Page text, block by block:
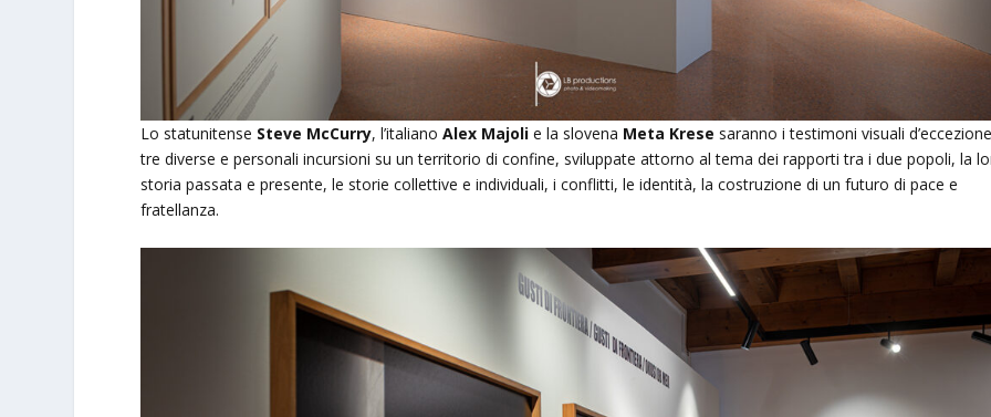
Lo statunitense Steve McCurry, l’italianoAlex Majoli e la slovena Meta Krese saranno i testimoni visuali
tre diverse e personali incursioni su un territorio di confine, sviluppate attorno al tema dei rapporti tra i due popoli, la
storia passata e presente, le storie collettive e individuali, i conflitti, le identità, la costruzione di un futuro di pace e
fratellanza.